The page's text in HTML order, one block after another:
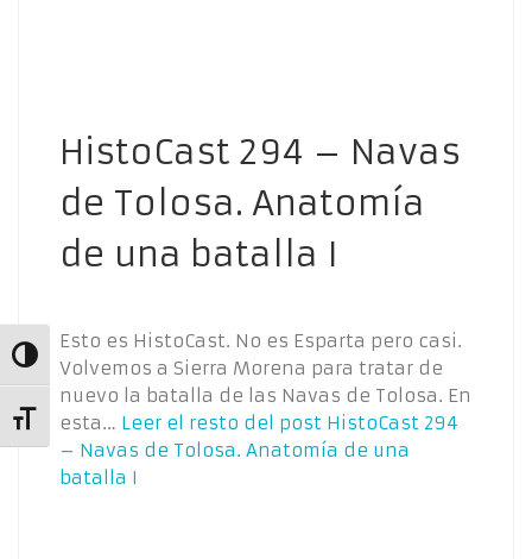
Alternar alto contraste
Alternar tamaño de letra
HistoCast 294 – Navas
de Tolosa. Anatomía
de una batalla I
Esto es HistoCast. No es Esparta pero casi.
Volvemos a Sierra Morena para tratar de
nuevo la batalla de las Navas de Tolosa. En
esta… Leer el resto del post HistoCast 294
– Navas de Tolosa. Anatomía de una
batalla I